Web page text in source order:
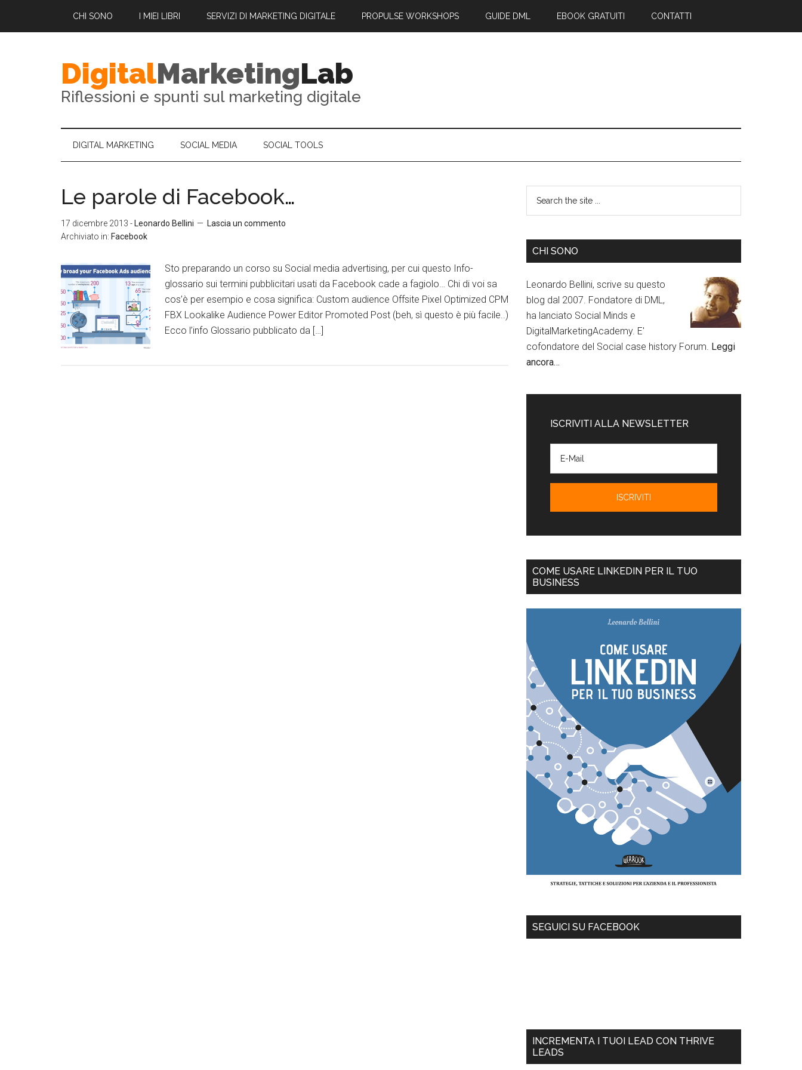
CHI SONO I MIEI LIBRI SERVIZI DI MARKETING DIGITALE PROPULSE WORKSHOPS GUIDE DML EBOOK GRATUITI CONTATTI
DigitalMarketingLab
Riflessioni e spunti sul marketing digitale
DIGITAL MARKETING SOCIAL MEDIA SOCIAL TOOLS
Le parole di Facebook…
17 dicembre 2013 - Leonardo Bellini
Lascia un commento
Archiviato in: Facebook
Sto preparando un corso su Social media advertising, per cui questo Info-
glossario sui termini pubblicitari usati da Facebook cade a fagiolo… Chi di voi sa
cos’è per esempio e cosa significa: Custom audience Offsite Pixel Optimized CPM
FBX Lookalike Audience Power Editor Promoted Post (beh, sì questo è più facile..)
Ecco l’info Glossario pubblicato da […]
CHI SONO
Leonardo Bellini, scrive su questo
blog dal 2007. Fondatore di DML,
ha lanciato Social Minds e
DigitalMarketingAcademy. E'
cofondatore del Social case history Forum. Leggi
ancora…
ISCRIVITI ALLA NEWSLETTER
COME USARE LINKEDIN PER IL TUO
BUSINESS
SEGUICI SU FACEBOOK
INCREMENTA I TUOI LEAD CON THRIVE
LEADS